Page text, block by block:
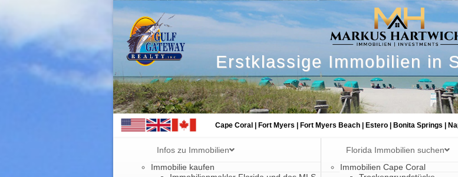
Erstklassige Immobilien in
Cape Coral | Fort Myers | Fort Myers Beach | Estero | Bonita Springs |
Infos zu Immobilien
Immobilie kaufen
Florida Immobilien suchen
Immobilien Cape Coral